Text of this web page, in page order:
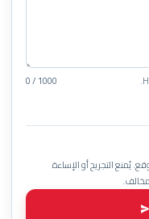
0 / 1000
يُمنع التجريح أو الإساءة